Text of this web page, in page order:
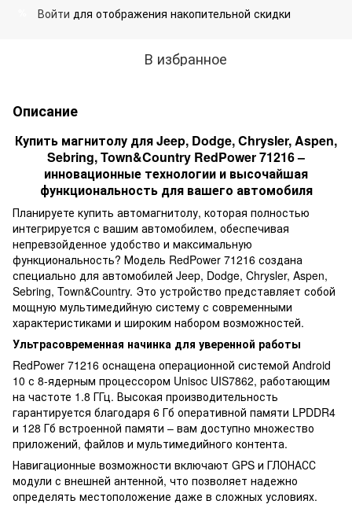
Войти для отображения накопительной скидки
В избранное
Описание
Купить магнитолу для Jeep, Dodge, Chrysler, Aspen,
Sebring, Town&Country RedPower 71216 –
инновационные технологии и высочайшая
функциональность для вашего автомобиля
Планируете купить автомагнитолу, которая полностью
интегрируется с вашим автомобилем, обеспечивая
непревзойденное удобство и максимальную
функциональность? Модель RedPower 71216 создана
специально для автомобилей Jeep, Dodge, Chrysler, Aspen,
Sebring, Town&Country. Это устройство представляет собой
мощную мультимедийную систему с современными
характеристиками и широким набором возможностей.
Ультрасовременная начинка для уверенной работы
RedPower 71216 оснащена операционной системой Android
10 с 8-ядерным процессором Unisoc UIS7862, работающим
на частоте 1.8 ГГц. Высокая производительность
гарантируется благодаря 6 Гб оперативной памяти LPDDR4
и 128 Гб встроенной памяти – вам доступно множество
приложений, файлов и мультимедийного контента.
Навигационные возможности включают GPS и ГЛОНАСС
модули с внешней антенной, что позволяет надежно
определять местоположение даже в сложных условиях.